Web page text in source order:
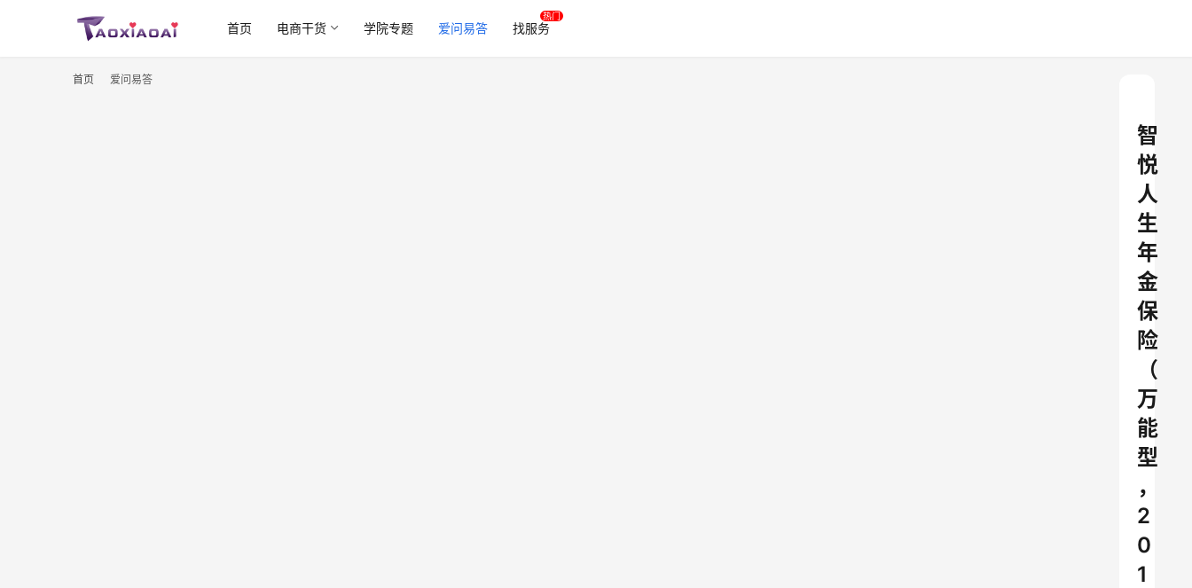
首页 电商干货 学院专题 爱问易答 找服务
首页 爱问易答
智
悦
人
生
年
金
保
险
（
万
能
型
，
2
0
1